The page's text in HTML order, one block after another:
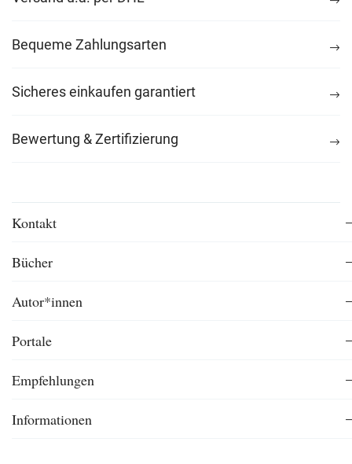
Bequeme Zahlungsarten
Sicheres einkaufen garantiert
Bewertung & Zertifizierung
Kontakt
Bücher
Autor*innen
Portale
Empfehlungen
Informationen